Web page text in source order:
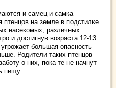
и самец и самка
на земле в подстилке
насекомых, различных
и достигнув возраста 12-13
большая опасность
Родители таких птенцов
о них, пока те не начнут
пищу.